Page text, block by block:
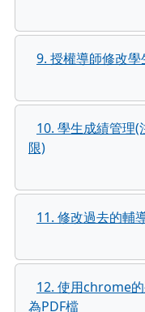
9. 授權導師修改
10. 學生成績管理
限)
11. 修改過去的輔
12. 使用chrome
為PDF檔